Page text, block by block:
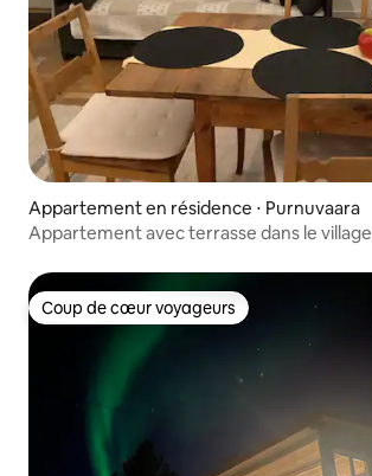
Appartement en résidence ⋅ Purnuvaara
Appartement avec terrasse dans le village
Coup de cœur voyageurs
Coup de cœur voyageurs